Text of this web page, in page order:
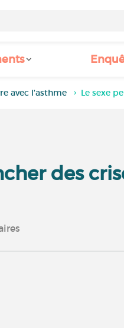
avec l'asthme Le sexe
des